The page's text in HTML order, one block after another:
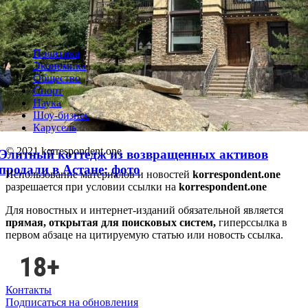
коттедж из возвращенных активов
в Астане: фото
Политика
Экономика
Общество
Спорт
Наука
Шоу-бизнес
Карусель
© 2021 korrespondent.one
Использование материалов и новостей korrespondent.one
разрешается при условии ссылки на korrespondent.one
Для новостных и интернет-изданий обязательной является
прямая, открытая для поисковых систем, гиперссылка в
первом абзаце на цитируемую статью или новость ссылка.
Контакты
Подписаться на обновления